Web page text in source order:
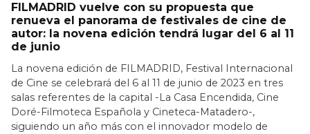
FILMADRID vuelve con su propuesta que
renueva el panorama de festivales de cine de
autor: la novena edición tendrá lugar del 6 al 11
de junio
La novena edición de FILMADRID, Festival Internacional
de Cine se celebrará del 6 al 11 de junio de 2023 en tres
salas referentes de la capital -La Casa Encendida, Cine
Doré-Filmoteca Española y Cineteca-Matadero-,
siguiendo un año más con el innovador modelo de